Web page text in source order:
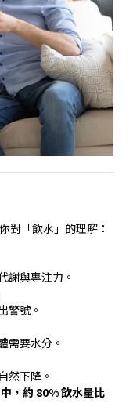
對「飲水」的理解：
謝與專注力。
警號。
需要水分。
然下降。
，約 80%飲水量比